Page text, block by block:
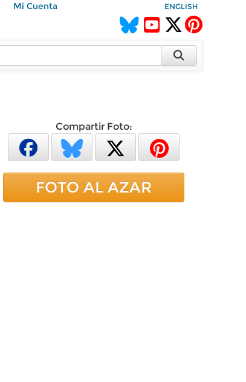
Mi Cuenta ENGLISH
Compartir Foto:
FOTO AL AZAR